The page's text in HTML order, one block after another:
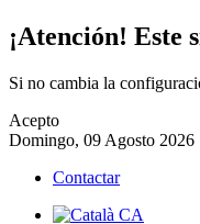
¡Atención! Este
Si no cambia la
Acepto
Domingo, 09 Agosto 2026
Contactar